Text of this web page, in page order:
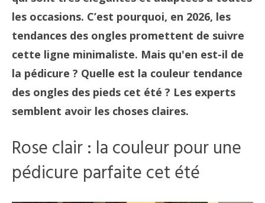
les occasions. C’est pourquoi, en 2026, les
tendances des ongles promettent de suivre
cette ligne minimaliste. Mais qu'en est-il de
la pédicure ? Quelle est la couleur tendance
des ongles des pieds cet été ? Les experts
semblent avoir les choses claires.
Rose clair : la couleur pour une
pédicure parfaite cet été